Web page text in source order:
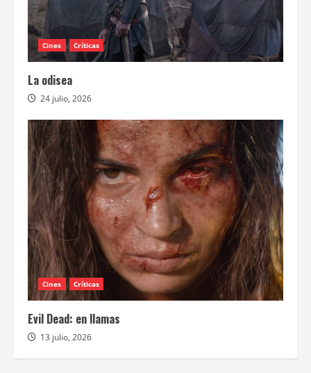
Cines Críticas
La odisea
24 julio, 2026
Cines Críticas
Evil Dead: en llamas
13 julio, 2026